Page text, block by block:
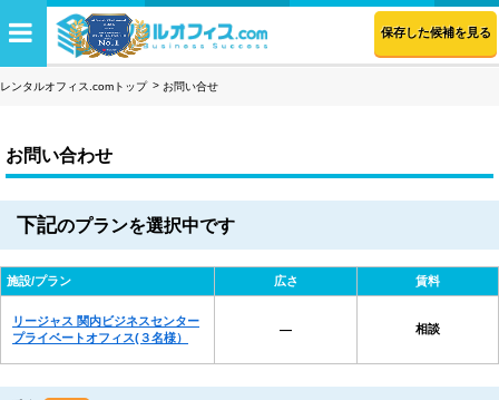
保存した候補を見る
レンタルオフィス.comトップ お問い合せ
お問い合わせ
下記のプランを選択中です
施設/プラン 広さ 賃料
リージャス 関内ビジネスセンター
プライベートオフィス(３名様）
― 相談